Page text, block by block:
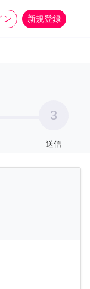
ン 新規登録
more_horiz
3
送信